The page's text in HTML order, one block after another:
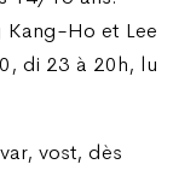
Kang-Ho et Lee
di 23 à 20h, lu
vost, dès